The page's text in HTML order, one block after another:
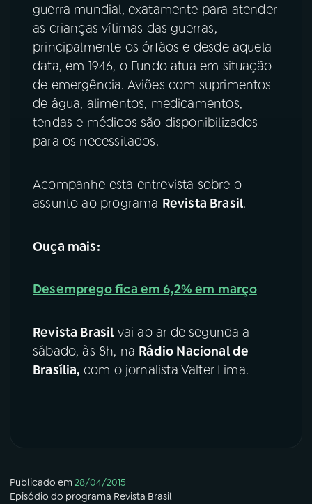
guerra mundial, exatamente para atender
as crianças vítimas das guerras,
principalmente os órfãos e desde aquela
data, em 1946, o Fundo atua em situação
de emergência. Aviões com suprimentos
de água, alimentos, medicamentos,
tendas e médicos são disponibilizados
para os necessitados.
Acompanhe esta entrevista sobre o
assunto ao programa Revista Brasil.
Ouça mais:
Desemprego fica em 6,2% em março
Revista Brasil vai ao ar de segunda a
sábado, às 8h, na Rádio Nacional de
Brasília, com o jornalista Valter Lima.
Publicado em28/04/2015
Episódio do programa Revista Brasil